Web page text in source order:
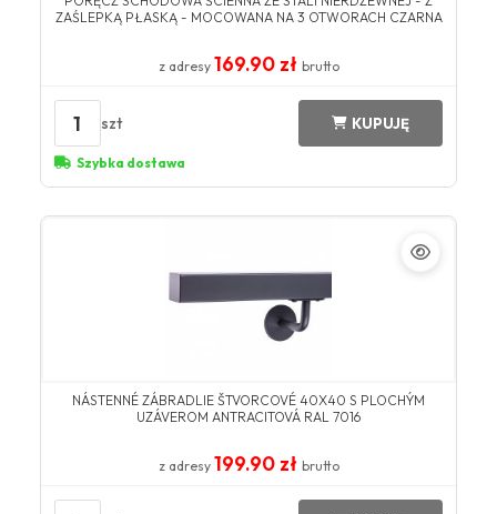
ZAŚLEPKĄ PŁASKĄ - MOCOWANA NA 3 OTWORACH CZARNA
z adresy 169.90 zł brutto
1 szt KUPUJĘ
Szybka dostawa
NÁSTENNÉ ZÁBRADLIE ŠTVORCOVÉ 40X40 S PLOCHÝM
UZÁVEROM ANTRACITOVÁ RAL 7016
z adresy 199.90 zł brutto